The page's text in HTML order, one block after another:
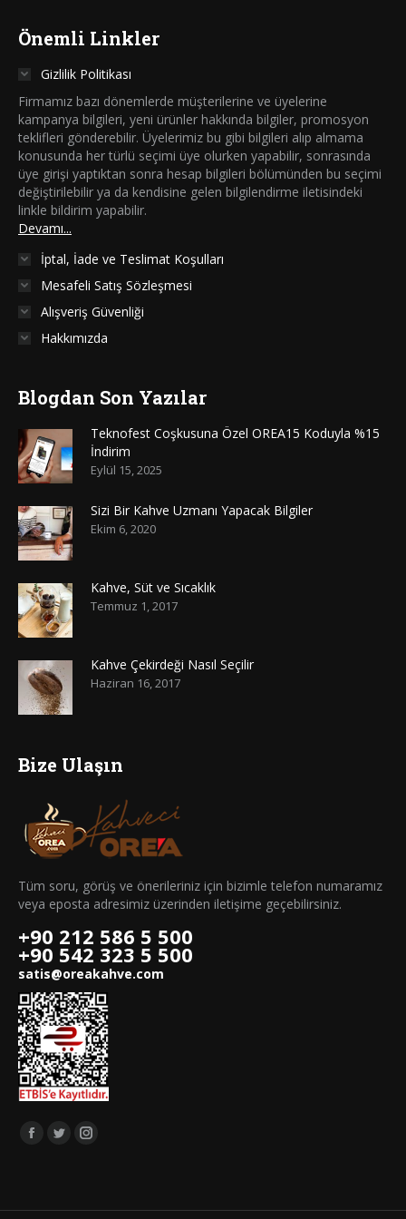
Önemli Linkler
Gizlilik Politikası
Firmamız bazı dönemlerde müşterilerine ve üyelerine
kampanya bilgileri, yeni ürünler hakkında bilgiler, promosyon
teklifleri gönderebilir. Üyelerimiz bu gibi bilgileri alıp almama
konusunda her türlü seçimi üye olurken yapabilir, sonrasında
üye girişi yaptıktan sonra hesap bilgileri bölümünden bu seçimi
değiştirilebilir ya da kendisine gelen bilgilendirme iletisindeki
linkle bildirim yapabilir.
Devamı...
İptal, İade ve Teslimat Koşulları
Mesafeli Satış Sözleşmesi
Alışveriş Güvenliği
Hakkımızda
Blogdan Son Yazılar
Teknofest Coşkusuna Özel OREA15 Koduyla %15
İndirim
Eylül 15, 2025
Sizi Bir Kahve Uzmanı Yapacak Bilgiler
Ekim 6, 2020
Kahve, Süt ve Sıcaklık
Temmuz 1, 2017
Kahve Çekirdeği Nasıl Seçilir
Haziran 16, 2017
Bize Ulaşın
Tüm soru, görüş ve önerileriniz için bizimle telefon numaramız
veya eposta adresimiz üzerinden iletişime geçebilirsiniz.
+90 212 586 5 500
+90 542 323 5 500
satis@oreakahve.com
Bizi takip edin:
Facebook
in
Twitter
in
Instagram
in